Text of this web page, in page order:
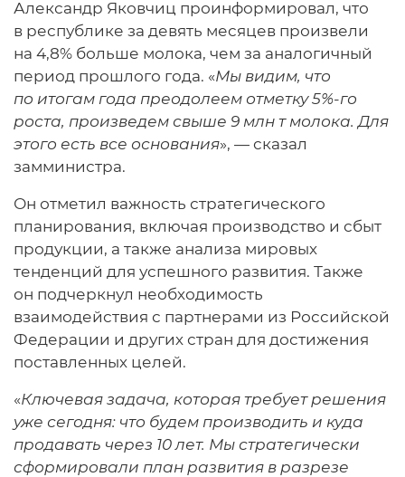
Александр Яковчиц проинформировал, что
в республике за девять месяцев произвели
на 4,8% больше молока, чем за аналогичный
период прошлого года. «Мы видим, что
по итогам года преодолеем отметку 5%-го
роста, произведем свыше 9 млн т молока. Для
этого есть все основания», — сказал
замминистра.
Он отметил важность стратегического
планирования, включая производство и сбыт
продукции, а также анализа мировых
тенденций для успешного развития. Также
он подчеркнул необходимость
взаимодействия с партнерами из Российской
Федерации и других стран для достижения
поставленных целей.
«Ключевая задача, которая требует решения
уже сегодня: что будем производить и куда
продавать через 10 лет. Мы стратегически
сформировали план развития в разрезе